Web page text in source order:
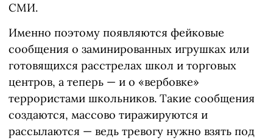
СМИ.
Именно поэтому появляются фейковые
сообщения о заминированных игрушках или
готовящихся расстрелах школ и торговых
центров, а теперь — и о «вербовке»
террористами школьников. Такие сообщения
создаются, массово тиражируются и
рассылаются — ведь тревогу нужно взять под